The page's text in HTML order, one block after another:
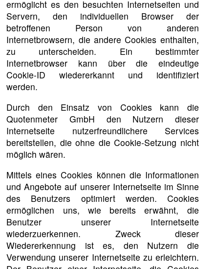
ermöglicht es den besuchten Internetseiten und
Servern, den individuellen Browser der
betroffenen Person von anderen
Internetbrowsern, die andere Cookies enthalten,
zu unterscheiden. Ein bestimmter
Internetbrowser kann über die eindeutige
Cookie-ID wiedererkannt und identifiziert
werden.
Durch den Einsatz von Cookies kann die
Quotenmeter GmbH den Nutzern dieser
Internetseite nutzerfreundlichere Services
bereitstellen, die ohne die Cookie-Setzung nicht
möglich wären.
Mittels eines Cookies können die Informationen
und Angebote auf unserer Internetseite im Sinne
des Benutzers optimiert werden. Cookies
ermöglichen uns, wie bereits erwähnt, die
Benutzer unserer Internetseite
wiederzuerkennen. Zweck dieser
Wiedererkennung ist es, den Nutzern die
Verwendung unserer Internetseite zu erleichtern.